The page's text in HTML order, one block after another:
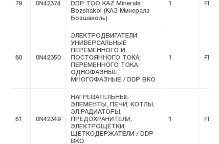
79 0N42374
DDP ТОО KAZ Minerals
Bozshakol (КАЗ Минералз
Бозшаколь)
1 FIVE
80 0N42350
ЭЛЕКТРОДВИГАТЕЛИ
УНИВЕРСАЛЬНЫЕ
ПЕРЕМЕННОГО И
ПОСТОЯННОГО ТОКА;
ПЕРЕМЕННОГО ТОКА
ОДНОФАЗНЫЕ,
МНОГОФАЗНЫЕ / DDP ВКО
1 FIVE
81 0N42349
НАГРЕВАТЕЛЬНЫЕ
ЭЛЕМЕНТЫ, ПЕЧИ, КОТЛЫ,
ЭЛ.РАДИАТОРЫ,
ПРЕДОХРАНИТЕЛИ,
ЭЛЕКТРОЩЕТКИ,
ЩЕТКОДЕРЖАТЕЛИ / DDP
ВКО
1 FIVE